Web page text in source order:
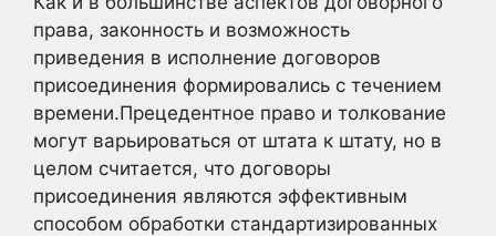
права, законность и возможность
приведения в исполнение договоров
присоединения формировались с течением
времени.Прецедентное право и толкование
могут варьироваться от штата к штату, но в
целом считается, что договоры
присоединения являются эффективным
способом обработки стандартизированных